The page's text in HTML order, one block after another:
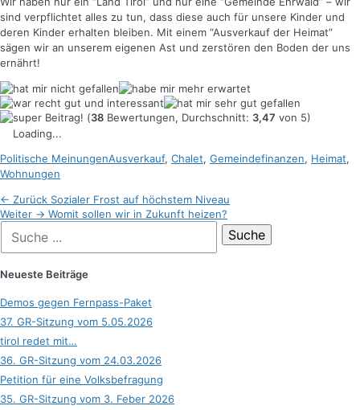
sind verpflichtet alles zu tun, dass diese auch für unsere Kinder und
deren Kinder erhalten bleiben. Mit einem “Ausverkauf der Heimat”
sägen wir an unserem eigenen Ast und zerstören den Boden der uns
ernährt!
(38 Bewertungen, Durchschnitt: 3,47 von 5)
Loading...
Kategorien
Politische MeinungenSchlagworte
Ausverkauf, Chalet, Gemeindefinanzen, Heimat,
Wohnungen
Beitragsnavigation
← Zurück Vorheriger
Beitrag:
Sozialer Frost auf höchstem Niveau
Weiter → Nächster
Womit sollen wir in Zukunft heizen?
Suche
nach:
Neueste Beiträge
Demos gegen Fernpass-Paket
37. GR-Sitzung vom 5.05.2026
tirol redet mit…
36. GR-Sitzung vom 24.03.2026
Petition für eine Volksbefragung
35. GR-Sitzung vom 3. Feber 2026